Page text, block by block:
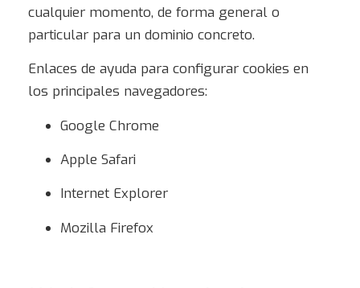
cualquier momento, de forma general o
particular para un dominio concreto.
Enlaces de ayuda para configurar cookies en
los principales navegadores:
Google Chrome
Apple Safari
Internet Explorer
Mozilla Firefox